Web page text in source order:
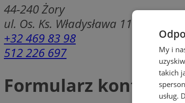
44-240Żory
ul. Os. Ks. Władysława 11c/4
+32 469 83 98
512 226 697
Formularz
My i
takich
usług.